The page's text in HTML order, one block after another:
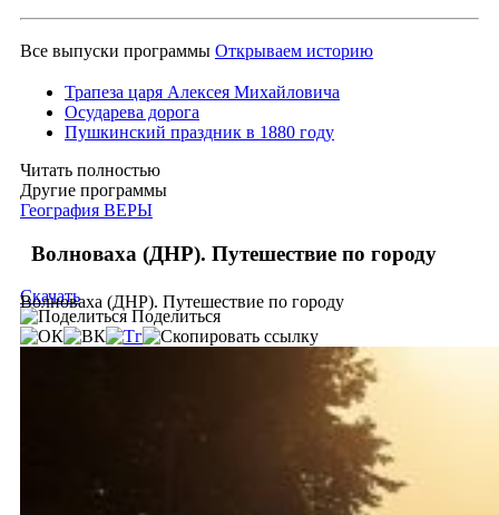
Все выпуски программы Открываем историю
Трапеза царя Алексея Михайловича
Осударева дорога
Пушкинский праздник в 1880 году
Читать полностью
Другие программы
География ВЕРЫ
Волноваха (ДНР). Путешествие по городу
Волноваха (ДНР). Путешествие по городу
Скачать
Поделиться